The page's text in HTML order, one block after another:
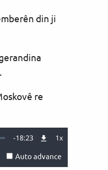
din ji
re
Remaining
Time
-18:23 1xPlayback
Auto advance